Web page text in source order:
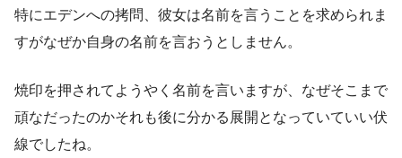
特にエデンへの拷問、彼女は名前を言うことを求められま
すがなぜか自身の名前を言おうとしません。
焼印を押されてようやく名前を言いますが、なぜそこまで
頑なだったのかそれも後に分かる展開となっていていい伏
線でしたね。